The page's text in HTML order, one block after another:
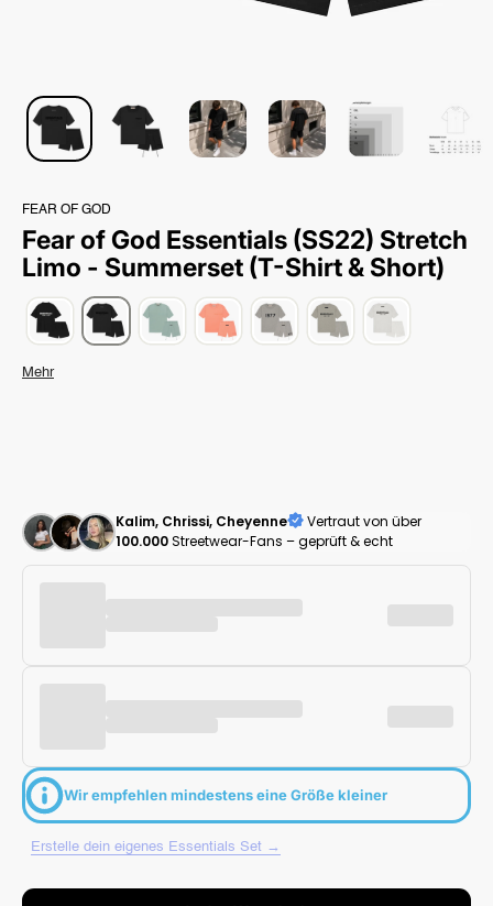
FEAR OF GOD
Fear of God Essentials (SS22) Stretch
Limo - Summerset (T-Shirt & Short)
Mehr
Kalim, Chrissi, Cheyenne
Vertraut von über
100.000Streetwear-Fans – geprüft & echt
Wir empfehlen mindestens eine Größe kleiner
Erstelle dein eigenes Essentials Set →